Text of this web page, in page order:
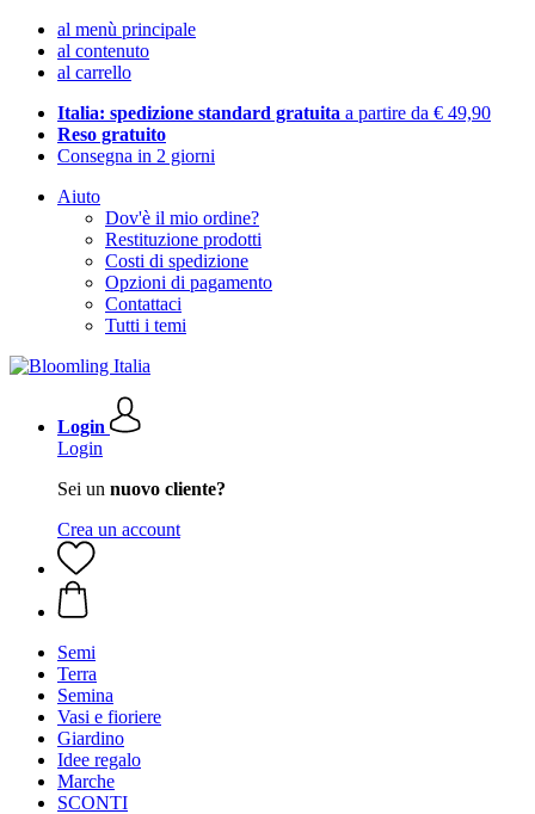
al menù principale
al contenuto
al carrello
Italia: spedizione standard gratuita a partire da € 49,90
Reso gratuito
Consegna in 2 giorni
Aiuto
Dov'è il mio ordine?
Restituzione prodotti
Costi di spedizione
Opzioni di pagamento
Contattaci
Tutti i temi
Login
Login
Sei un nuovo cliente?
Crea un account
Semi
Terra
Semina
Vasi e fioriere
Giardino
Idee regalo
Marche
SCONTI